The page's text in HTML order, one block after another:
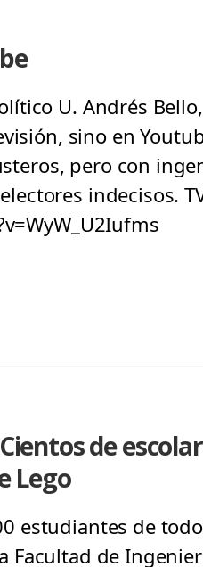
U. Andrés
sino en
pero con
indecisos.
de
Lego
estudiantes de
de